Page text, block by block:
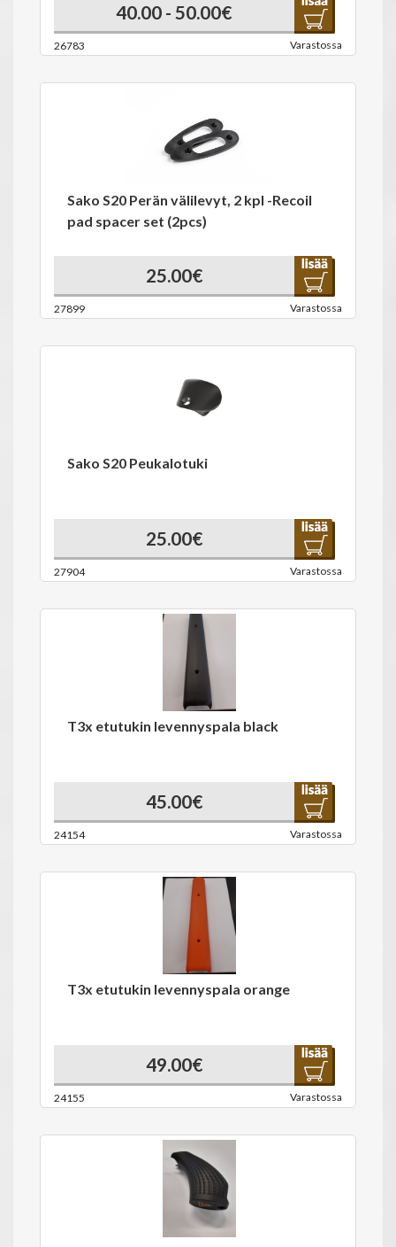
40.00 - 50.00€
26783 Varastossa
Sako S20 Perän välilevyt, 2 kpl -Recoil
pad spacer set (2pcs)
25.00€
27899 Varastossa
Sako S20 Peukalotuki
25.00€
27904 Varastossa
T3x etutukin levennyspala black
45.00€
24154 Varastossa
T3x etutukin levennyspala orange
49.00€
24155 Varastossa